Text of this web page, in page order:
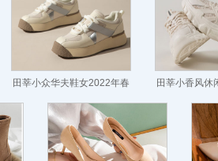
田莘小众华夫鞋女2022年春
季新款厚底增高运动老爹鞋
田莘小香风休
春季新款增